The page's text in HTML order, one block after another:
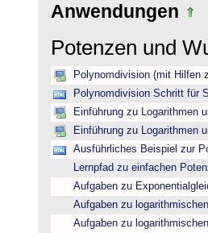
Anwendungen
Potenzen und
Polynomdivision (mit Hilfen
Polynomdivision Schritt für
Einführung zu Logarithmen
Einführung zu Logarithmen
Ausführliches Beispiel zur
Lernpfad zu einfachen
Aufgaben zu
Aufgaben zu
Aufgaben zu